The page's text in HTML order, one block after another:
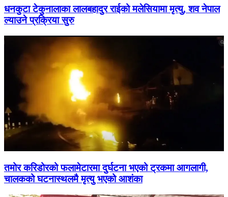
धनकुटा टेकुनालाका लालबहादुर राईको मलेसियामा मृत्यु, शव नेपाल
ल्याउने प्रक्रिया सुरु
तमोर करिडोरको फलामेटारमा दुर्घटना भएको ट्रकमा आगलागी,
चालकको घटनास्थलमै मृत्यु भएको आशंका